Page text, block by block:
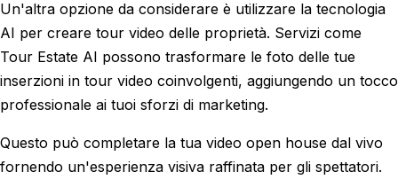
Un'altra opzione da considerare è utilizzare la tecnologia
AI per creare tour video delle proprietà. Servizi come
Tour Estate AI possono trasformare le foto delle tue
inserzioni in tour video coinvolgenti, aggiungendo un tocco
professionale ai tuoi sforzi di marketing.
Questo può completare la tua video open house dal vivo
fornendo un'esperienza visiva raffinata per gli spettatori.